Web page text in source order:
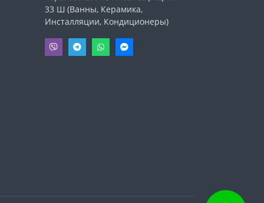
33 Ш (Ванны, Керамика,
Инсталляции, Кондиционеры)